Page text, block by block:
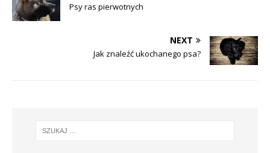
Psy ras pierwotnych
NEXT
Jak znaleźć ukochanego psa?